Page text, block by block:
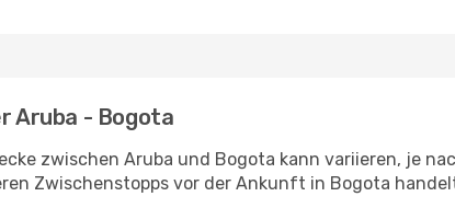
Aruba - Bogota
zwischen Aruba und Bogota kann variieren, je
Zwischenstopps vor der Ankunft in Bogota